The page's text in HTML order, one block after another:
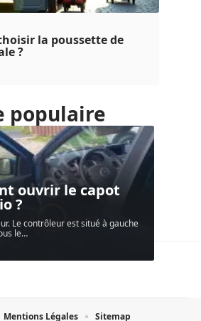
la poussette de
?
populaire
ouvrir le capot
?
Le contrôleur est situé à gauche
le…
Mentions Légales Sitemap